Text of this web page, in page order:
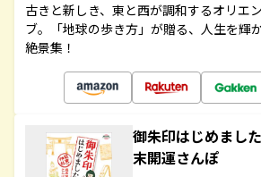
古きと新しき、東と西が調和するオリエ
ブ。「地球の歩き方」が贈る、人生を輝
絶景集！
御朱印はじめま
末開運さんぽ